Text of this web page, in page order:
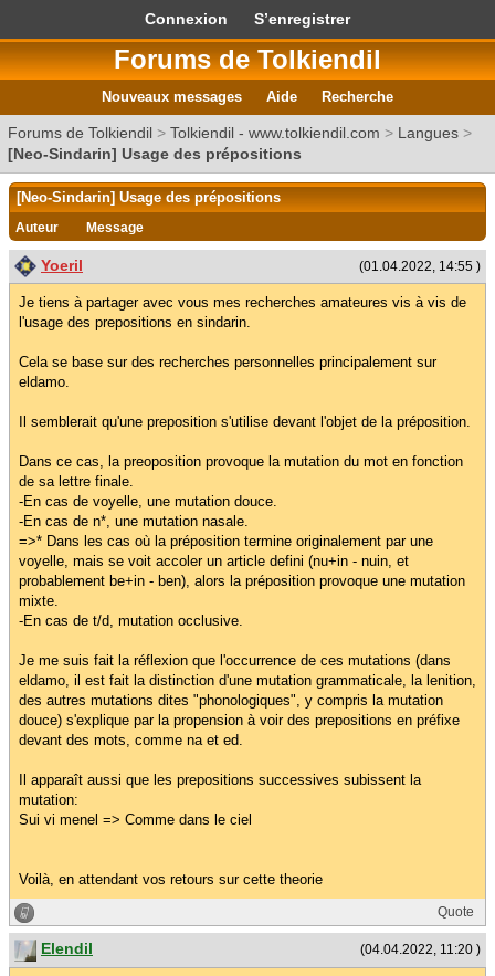
Connexion S’enregistrer
Forums de Tolkiendil
Nouveaux messages Aide Recherche
Forums de Tolkiendil > Tolkiendil - www.tolkiendil.com > Langues >
[Neo-Sindarin] Usage des prépositions
[Neo-Sindarin] Usage des prépositions
Auteur Message
(01.04.2022, 14:55 )
Yoeril
Je tiens à partager avec vous mes recherches amateures vis à vis de
l'usage des prepositions en sindarin.
Cela se base sur des recherches personnelles principalement sur
eldamo.
Il semblerait qu'une preposition s'utilise devant l'objet de la préposition.
Dans ce cas, la preoposition provoque la mutation du mot en fonction
de sa lettre finale.
-En cas de voyelle, une mutation douce.
-En cas de n*, une mutation nasale.
=>* Dans les cas où la préposition termine originalement par une
voyelle, mais se voit accoler un article defini (nu+in - nuin, et
probablement be+in - ben), alors la préposition provoque une mutation
mixte.
-En cas de t/d, mutation occlusive.
Je me suis fait la réflexion que l'occurrence de ces mutations (dans
eldamo, il est fait la distinction d'une mutation grammaticale, la lenition,
des autres mutations dites "phonologiques", y compris la mutation
douce) s'explique par la propension à voir des prepositions en préfixe
devant des mots, comme na et ed.
Il apparaît aussi que les prepositions successives subissent la
mutation:
Sui vi menel => Comme dans le ciel
Voilà, en attendant vos retours sur cette theorie
Quote
(04.04.2022, 11:20 )
Elendil